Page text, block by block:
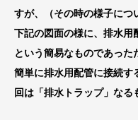
すが、（その時の様子につ
下記の図面の様に、排水用
という簡易なものであった
簡単に排水用配管に接続す
回は「排水トラップ」なる